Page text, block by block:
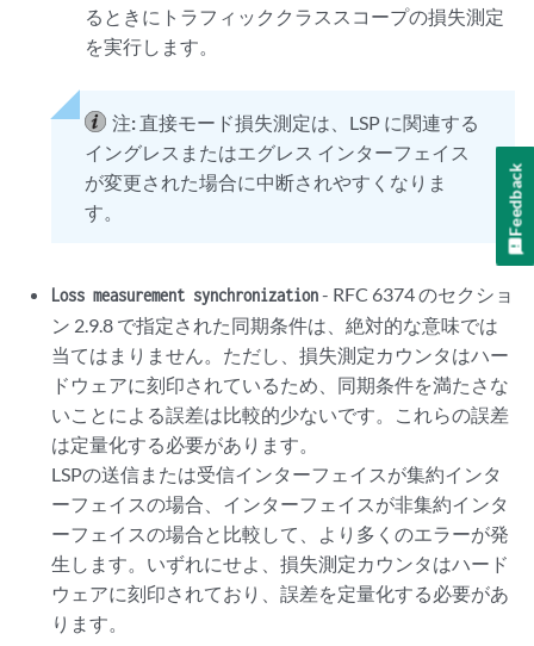
るときにトラフィッククラススコープの損失測定
を実行します。
注: 直接モード損失測定は、LSP に関連する
イングレスまたはエグレス インターフェイス
が変更された場合に中断されやすくなりま
す。
Loss measurement synchronization- RFC 6374 のセクショ
ン 2.9.8 で指定された同期条件は、絶対的な意味では
当てはまりません。ただし、損失測定カウンタはハー
ドウェアに刻印されているため、同期条件を満たさな
いことによる誤差は比較的少ないです。これらの誤差
は定量化する必要があります。
LSPの送信または受信インターフェイスが集約インタ
ーフェイスの場合、インターフェイスが非集約インタ
ーフェイスの場合と比較して、より多くのエラーが発
生します。いずれにせよ、損失測定カウンタはハード
ウェアに刻印されており、誤差を定量化する必要があ
ります。
Feedback